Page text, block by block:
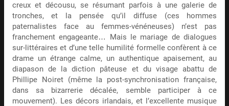
creux et décousu, se résumant parfois à une galerie de
tronches, et la pensée qu’il diffuse (ces hommes
paternalistes face au femmes-vénéneuses) n’est pas
franchement engageante… Mais le mariage de dialogues
sur-littéraires et d’une telle humilité formelle confèrent à ce
drame un étrange calme, un authentique apaisement, au
diapason de la diction pâteuse et du visage abattu de
Phillipe Noiret (même la post-synchronisation française,
dans sa bizarrerie décalée, semble participer à ce
mouvement). Les décors irlandais, et l’excellente musique